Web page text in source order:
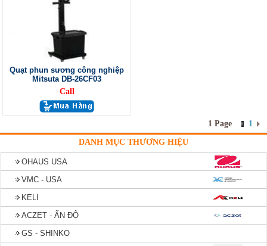
Quạt phun sương công nghiệp
Mitsuta DB-26CF03
Call
1 Page 1
DANH MỤC THƯƠNG HIỆU
OHAUS USA
VMC - USA
KELI
ACZET - ẤN ĐỘ
GS - SHINKO